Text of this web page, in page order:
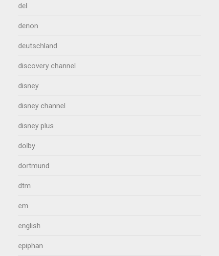
del
denon
deutschland
discovery channel
disney
disney channel
disney plus
dolby
dortmund
dtm
em
english
epiphan